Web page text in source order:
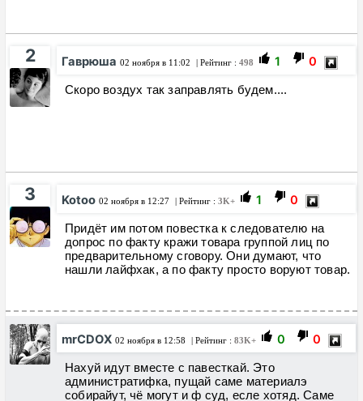
2 Гаврюша 02 ноября в 11:02 | Рейтинг : 498 1 0
Скоро воздух так заправлять будем....
3 Kotoo 02 ноября в 12:27 | Рейтинг : 3K+ 1 0
Придёт им потом повестка к следователю на
допрос по факту кражи товара группой лиц по
предварительному сговору. Они думают, что
нашли лайфхак, а по факту просто воруют товар.
mrCDOX 02 ноября в 12:58 | Рейтинг : 83K+ 0 0
Нахуй идут вместе с павесткай. Это
администратифка, пущай саме материалэ
собирайут, чё могут и ф суд, есле хотяд. Саме